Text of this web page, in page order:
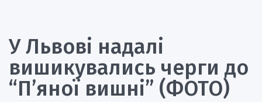
У Львові надалі
вишикувались черги до
“П’яної вишні” (ФОТО)